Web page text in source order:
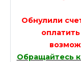
Обнулили
Обращайтесь